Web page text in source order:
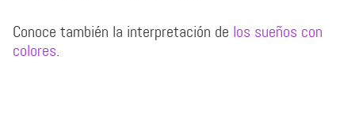
Conoce también la interpretación de los sueños con
colores.